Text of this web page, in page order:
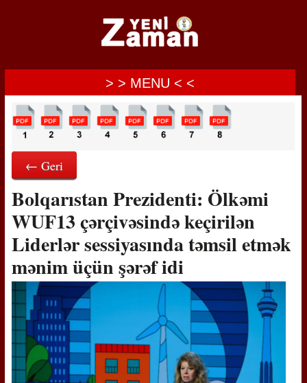
> > MENU < <
← Geri
Bolqarıstan Prezidenti: Ölkəmi
WUF13 çərçivəsində keçirilən
Liderlər sessiyasında təmsil etmək
mənim üçün şərəf idi